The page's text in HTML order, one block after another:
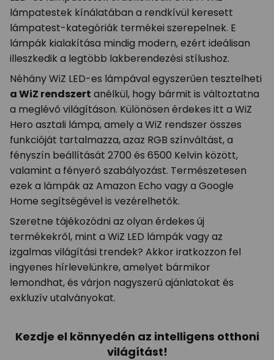
lámpatestek kínálatában a rendkívül keresett
lámpatest-kategóriák termékei szerepelnek. E
lámpák kialakítása mindig modern, ezért ideálisan
illeszkedik a legtöbb lakberendezési stílushoz.
Néhány WiZ LED-es lámpával egyszerűen tesztelheti
a WiZ rendszert anélkül, hogy bármit is változtatna
a meglévő világításon. Különösen érdekes itt a WiZ
Hero asztali lámpa, amely a WiZ rendszer összes
funkcióját tartalmazza, azaz RGB színváltást, a
fényszín beállítását 2700 és 6500 Kelvin között,
valamint a fényerő szabályozást. Természetesen
ezek a lámpák az Amazon Echo vagy a Google
Home segítségével is vezérelhetők.
Szeretne tájékozódni az olyan érdekes új
termékekről, mint a WiZ LED lámpák vagy az
izgalmas világítási trendek? Akkor iratkozzon fel
ingyenes hírlevelünkre, amelyet bármikor
lemondhat, és várjon nagyszerű ajánlatokat és
exkluzív utalványokat.
Kezdje el könnyedén az intelligens otthoni
világítást!